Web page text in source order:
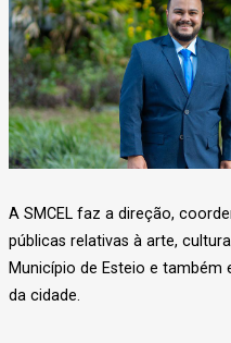
A SMCEL faz a direção,
públicas relativas à arte,
Município de Esteio e
da cidade.